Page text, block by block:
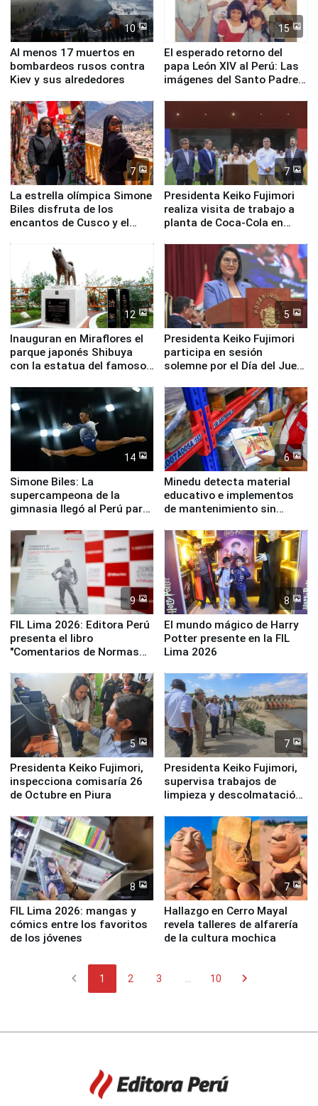
10
Al menos 17 muertos en
bombardeos rusos contra
Kiev y sus alrededores
15
El esperado retorno del
papa León XIV al Perú: Las
imágenes del Santo Padre
7
La estrella olímpica Simone
Biles disfruta de los
encantos de Cusco y el
7
Presidenta Keiko Fujimori
realiza visita de trabajo a
planta de Coca-Cola en
12
Inauguran en Miraflores el
parque japonés Shibuya
con la estatua del famoso
5
Presidenta Keiko Fujimori
participa en sesión
solemne por el Día del Juez
14
Simone Biles: La
supercampeona de la
gimnasia llegó al Perú para
Panamericanos Lima 2027
6
Minedu detecta material
educativo e implementos
de mantenimiento sin
la UGEL 2
9
FIL Lima 2026: Editora Perú
presenta el libro
"Comentarios de Normas
Derecho Colectivo"
8
El mundo mágico de Harry
Potter presente en la FIL
Lima 2026
5
Presidenta Keiko Fujimori,
inspecciona comisaría 26
de Octubre en Piura
7
Presidenta Keiko Fujimori,
supervisa trabajos de
limpieza y descolmatación
8
FIL Lima 2026: mangas y
cómics entre los favoritos
de los jóvenes
7
Hallazgo en Cerro Mayal
revela talleres de alfarería
de la cultura mochica
chevron_left 1 2 3 10 chevron_right